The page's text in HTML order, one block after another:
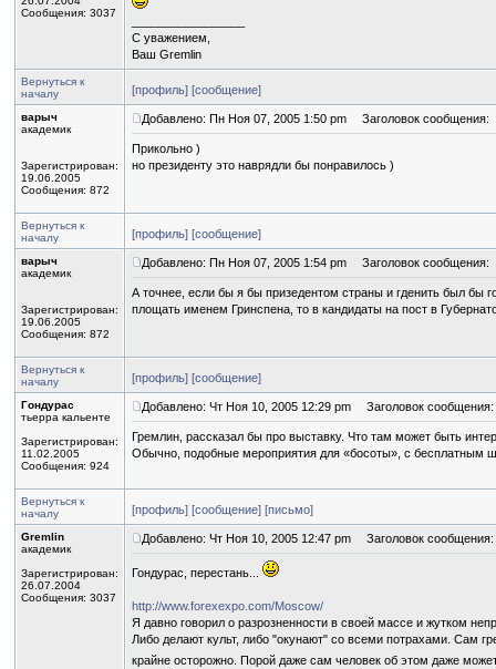
Сообщения: 3037
С уважением,
Ваш Gremlin
Вернуться к
началу
[профиль] [сообщение]
варыч
академик
Зарегистрирован:
19.06.2005
Сообщения: 872
Добавлено: Пн Ноя 07, 2005 1:50 pm Заголовок сообщения:
Прикольно )
но президенту это наврядли бы понравилось )
Вернуться к
началу
[профиль] [сообщение]
варыч
академик
Зарегистрирован:
19.06.2005
Сообщения: 872
Добавлено: Пн Ноя 07, 2005 1:54 pm Заголовок сообщения:
А точнее, если бы я бы призедентом страны и гденить был бы
площать именем Гринспена, то в кандидаты на пост в
Вернуться к
началу
[профиль] [сообщение]
Гондурас
тьерра кальенте
Зарегистрирован:
11.02.2005
Сообщения: 924
Добавлено: Чт Ноя 10, 2005 12:29 pm Заголовок сообщения:
Гремлин, рассказал бы про выставку. Что там может быть
Обычно, подобные мероприятия для «босоты», с бесплатным
Вернуться к
началу
[профиль] [сообщение] [письмо]
Gremlin
академик
Зарегистрирован:
26.07.2004
Сообщения: 3037
Добавлено: Чт Ноя 10, 2005 12:47 pm Заголовок сообщения:
Гондурас, перестань...
http://www.forexexpo.com/Moscow/
Я давно говорил о разрозненности в своей массе и жутком
Либо делают культ, либо "окунают" со всеми потрахами. Сам
крайне осторожно. Порой даже сам человек об этом даже